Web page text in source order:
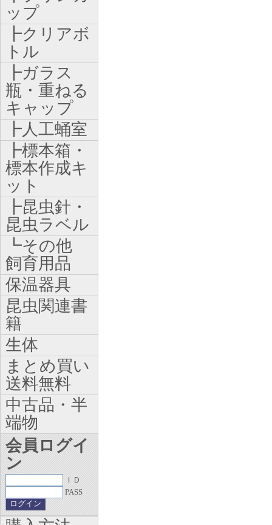
ップ
┣クリアボ
トル
┣ガラス
瓶・重ねる
キャップ
┣人工蛹室
┣標本箱・
標本作成キ
ット
┣昆虫針・
昆虫ラベル
┗その他
飼育用品
保温器具
昆虫関連書
籍
生体
まとめ買い
送料無料
中古品・半
端物
会員ログイ
ン
ＩＤ
PASS